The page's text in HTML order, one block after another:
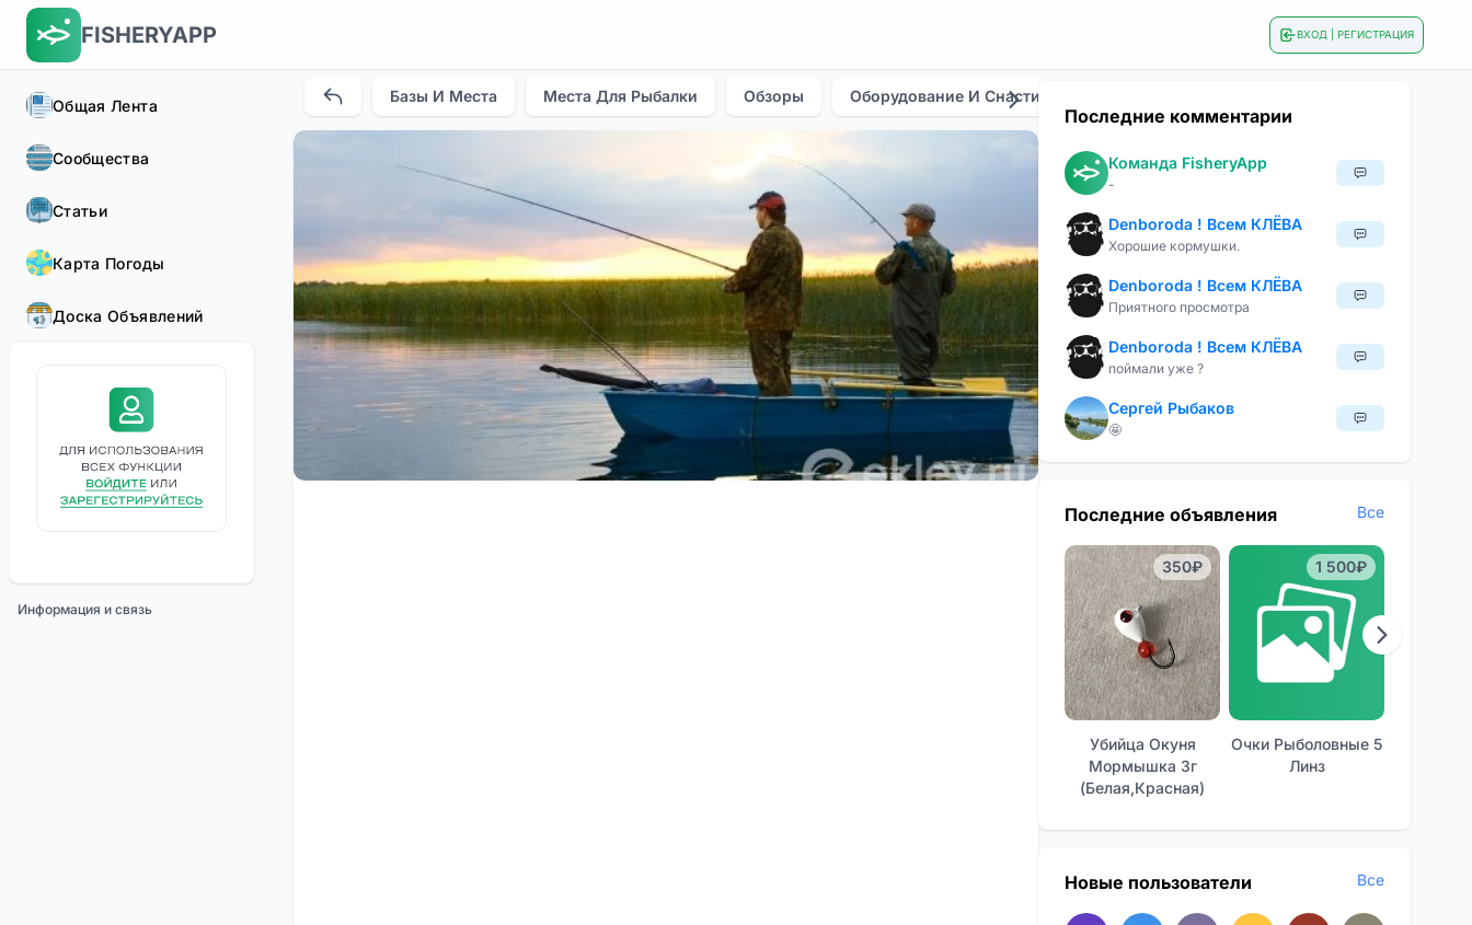
FISHERYAPP ВХОД | РЕГИСТРАЦИЯ
Общая Лента
Сообщества
Статьи
Карта Погоды
Доска Объявлений
Информация и связь
Базы И Места Места Для Рыбалки Обзоры Оборудование И Снасти
Последние комментарии
Команда FisheryApp
-
Denboroda ! Всем КЛЁВА
Хорошие кормушки.
Denboroda ! Всем КЛЁВА
Приятного просмотра
Denboroda ! Всем КЛЁВА
поймали уже ?
Сергей Рыбаков
🤩
Последние объявления Все
350₽
Убийца Окуня
Мормышка 3г
(белая,красная)
1 500₽
Очки Рыболовные 5
Линз
Новые пользователи Все